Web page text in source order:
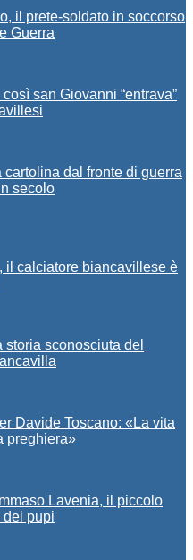
il prete-soldato in soccorso
Guerra
san Giovanni “entrava”
dal fronte di guerra
secolo
il calciatore biancavillese è
storia sconosciuta del
Davide Toscano: «La vita
preghiera»
Lavenia, il piccolo
dei pupi